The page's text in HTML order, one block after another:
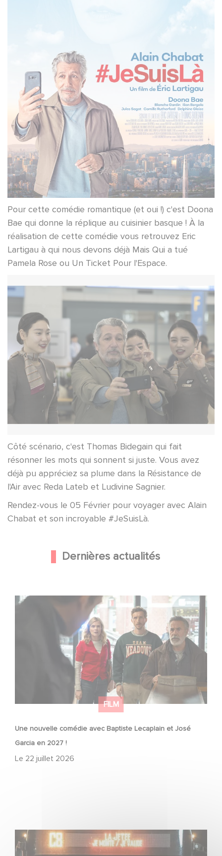
Pour cette comédie romantique (et oui !) c'est Doona
Bae qui donne la réplique au cuisinier basque ! À la
réalisation de cette comédie vous retrouvez Eric
Lartigau à qui nous devons déjà Mais Qui a tué
Pamela Rose ou Un Ticket Pour l'Espace.
Côté scénario, c'est Thomas Bidegain qui fait
résonner les mots qui sonnent si juste. Vous avez
déjà pu appréciez sa plume dans la Résistance de
l'Air avec Reda Lateb et Ludivine Sagnier.
Rendez-vous le 05 Février pour voyager avec Alain
Chabat et son incroyable #JeSuisLà.
Dernières actualités
FILM
Une nouvelle comédie avec Baptiste Lecaplain et José
Garcia en 2027 !
Le 22 juillet 2026
Une nouvelle comédie avec Baptiste Lecaplain et José
Garcia en 2027 !
Une date de sortie pour le nouveau film de Franck
Dubosc